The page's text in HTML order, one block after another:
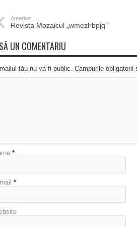
Anterior:
Revista Mozaicul „wmezlrbpjq”
UN COMENTARIU
tău nu va fi public. Campurile obligatorii
*
*